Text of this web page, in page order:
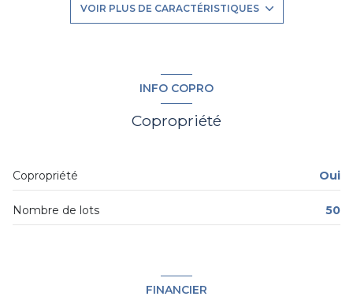
VOIR PLUS DE CARACTÉRISTIQUES
INFO COPRO
Copropriété
Copropriété Oui
Nombre de lots 50
FINANCIER